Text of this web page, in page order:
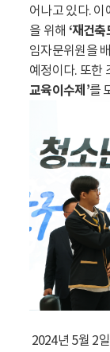
어나고 있다. 이
을 위해 ‘재건
임자문위원을
예정이다. 또한
교육이수제’를
2024년 5월 2